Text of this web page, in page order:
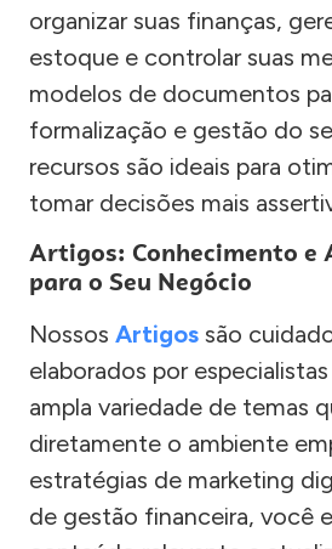
organizar suas finanças,
estoque e controlar suas
modelos de documentos
formalização e gestão do
recursos são ideais para
tomar decisões mais
Artigos: Conhecimento e
para o Seu Negócio
Nossos Artigos são
elaborados por
ampla variedade de temas
diretamente o ambiente
estratégias de marketing
de gestão financeira, você